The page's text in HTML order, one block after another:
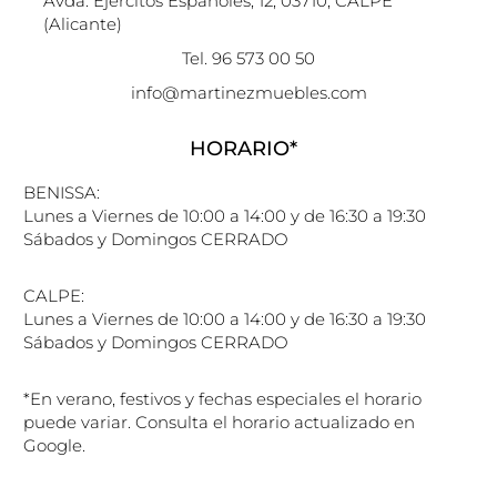
(Alicante)
Tel. 96 573 00 50
info@martinezmuebles.com
HORARIO*
BENISSA:
Lunes a Viernes de 10:00 a 14:00 y de 16:30 a 19:30
Sábados y Domingos CERRADO
CALPE:
Lunes a Viernes de 10:00 a 14:00 y de 16:30 a 19:30
Sábados y Domingos CERRADO
*En verano, festivos y fechas especiales el horario
puede variar. Consulta el horario actualizado en
Google.